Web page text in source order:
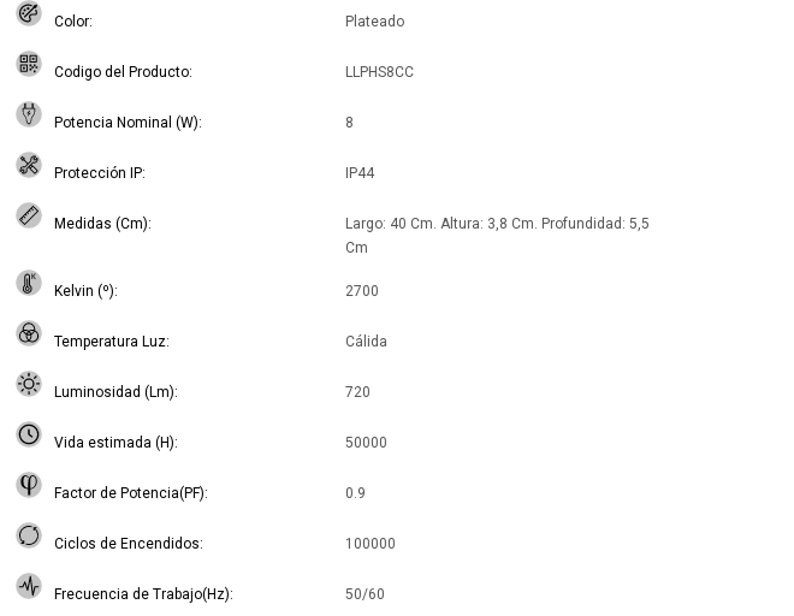
Color Plateado
Codigo del Producto LLPHS8CC
Potencia Nominal (W) 8
Protección IP IP44
Medidas (Cm)
Largo: 40 Cm. Altura: 3,8 Cm. Profundidad: 5,5
Cm
Kelvin (º) 2700
Temperatura Luz Cálida
Luminosidad (Lm) 720
Vida estimada (H) 50000
Factor de Potencia(PF) 0.9
Ciclos de Encendidos 100000
Frecuencia de Trabajo(Hz) 50/60